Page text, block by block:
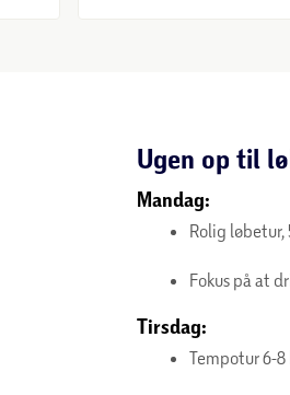
Ugen op til
Mandag:
Rolig
Fokus på at
Tirsdag:
Tempotur 6-